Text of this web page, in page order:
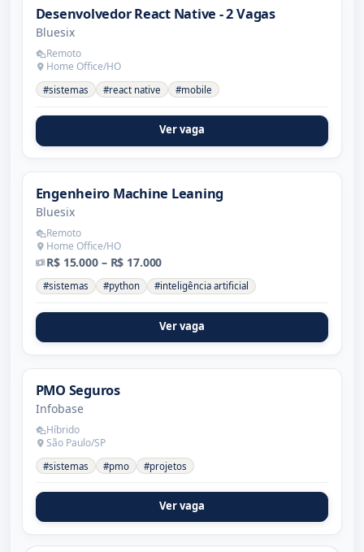
Desenvolvedor React Native - 2 Vagas
Bluesix
Remoto
Home Office/HO
#sistemas #react native #mobile
Ver vaga
Engenheiro Machine Leaning
Bluesix
Remoto
Home Office/HO
R$ 15.000 – R$ 17.000
#sistemas #python #inteligência artificial
Ver vaga
PMO Seguros
Infobase
Híbrido
São Paulo/SP
#sistemas #pmo #projetos
Ver vaga